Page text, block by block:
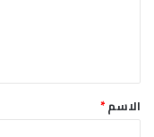
*الاسم*